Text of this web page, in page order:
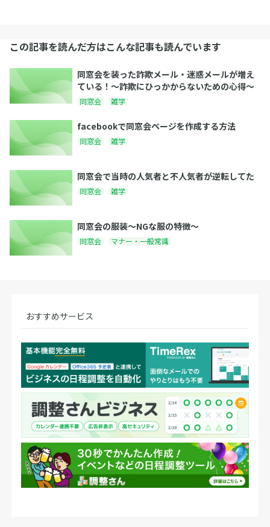
この記事を読んだ方はこんな記事も読んでいます
同窓会を装った詐欺メール・迷惑メールが増え
ている！〜詐欺にひっかからないための心得〜
同窓会 雑学
facebookで同窓会ページを作成する方法
同窓会 雑学
同窓会で当時の人気者と不人気者が逆転してた
同窓会 雑学
同窓会の服装〜NGな服の特徴〜
同窓会 マナー・一般常識
おすすめサービス